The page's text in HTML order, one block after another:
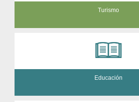
Turismo
Educación